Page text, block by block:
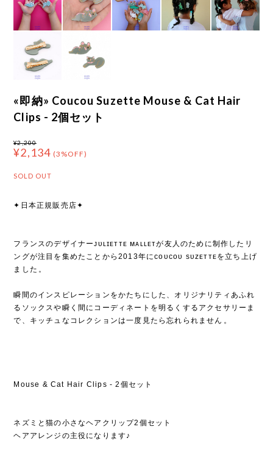
«即納» Coucou Suzette Mouse & Cat Hair
Clips - 2個セット
¥2,200
¥2,134 (3%OFF)
SOLD OUT
✦日本正規販売店✦
フランスのデザイナーᴊᴜʟɪᴇᴛᴛᴇ ᴍᴀʟʟᴇᴛが友人のために制作したリ
ングが注目を集めたことから2013年にᴄᴏᴜᴄᴏᴜ sᴜᴢᴇᴛᴛᴇを立ち上げ
ました⁡。
瞬間のインスピレーションをかたちにした、オリジナリティあふれ
るソックスや瞬く間にコーディネートを明るくするアクセサリーま
で、キッチュなコレクションは一度見たら忘れられません⁡。
Mouse & Cat Hair Clips - 2個セット
ネズミと猫の小さなヘアクリップ2個セット
ヘアアレンジの主役になります♪